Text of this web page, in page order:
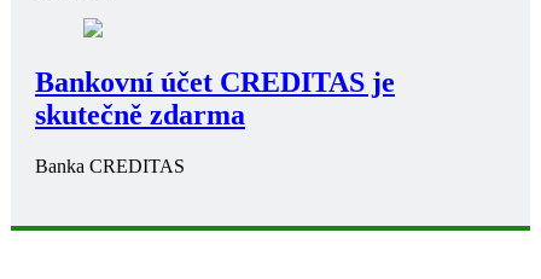
Bankovní účet CREDITAS je
skutečně zdarma
Banka CREDITAS